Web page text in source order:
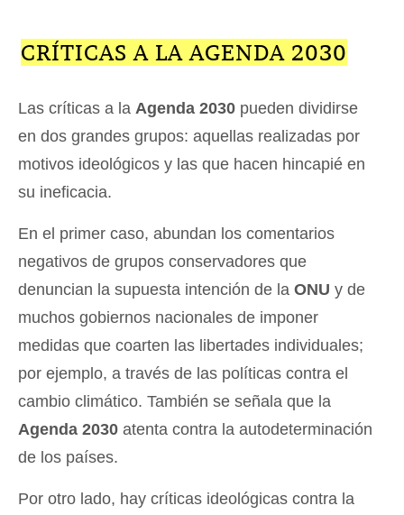
CRÍTICAS A LA AGENDA 2030
Las críticas a la Agenda 2030 pueden dividirse
en dos grandes grupos: aquellas realizadas por
motivos ideológicos y las que hacen hincapié en
su ineficacia.
En el primer caso, abundan los comentarios
negativos de grupos conservadores que
denuncian la supuesta intención de la ONU y de
muchos gobiernos nacionales de imponer
medidas que coarten las libertades individuales;
por ejemplo, a través de las políticas contra el
cambio climático. También se señala que la
Agenda 2030 atenta contra la autodeterminación
de los países.
Por otro lado, hay críticas ideológicas contra la